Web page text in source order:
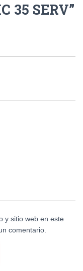
35 SERV”
y sitio web en este
comentario.